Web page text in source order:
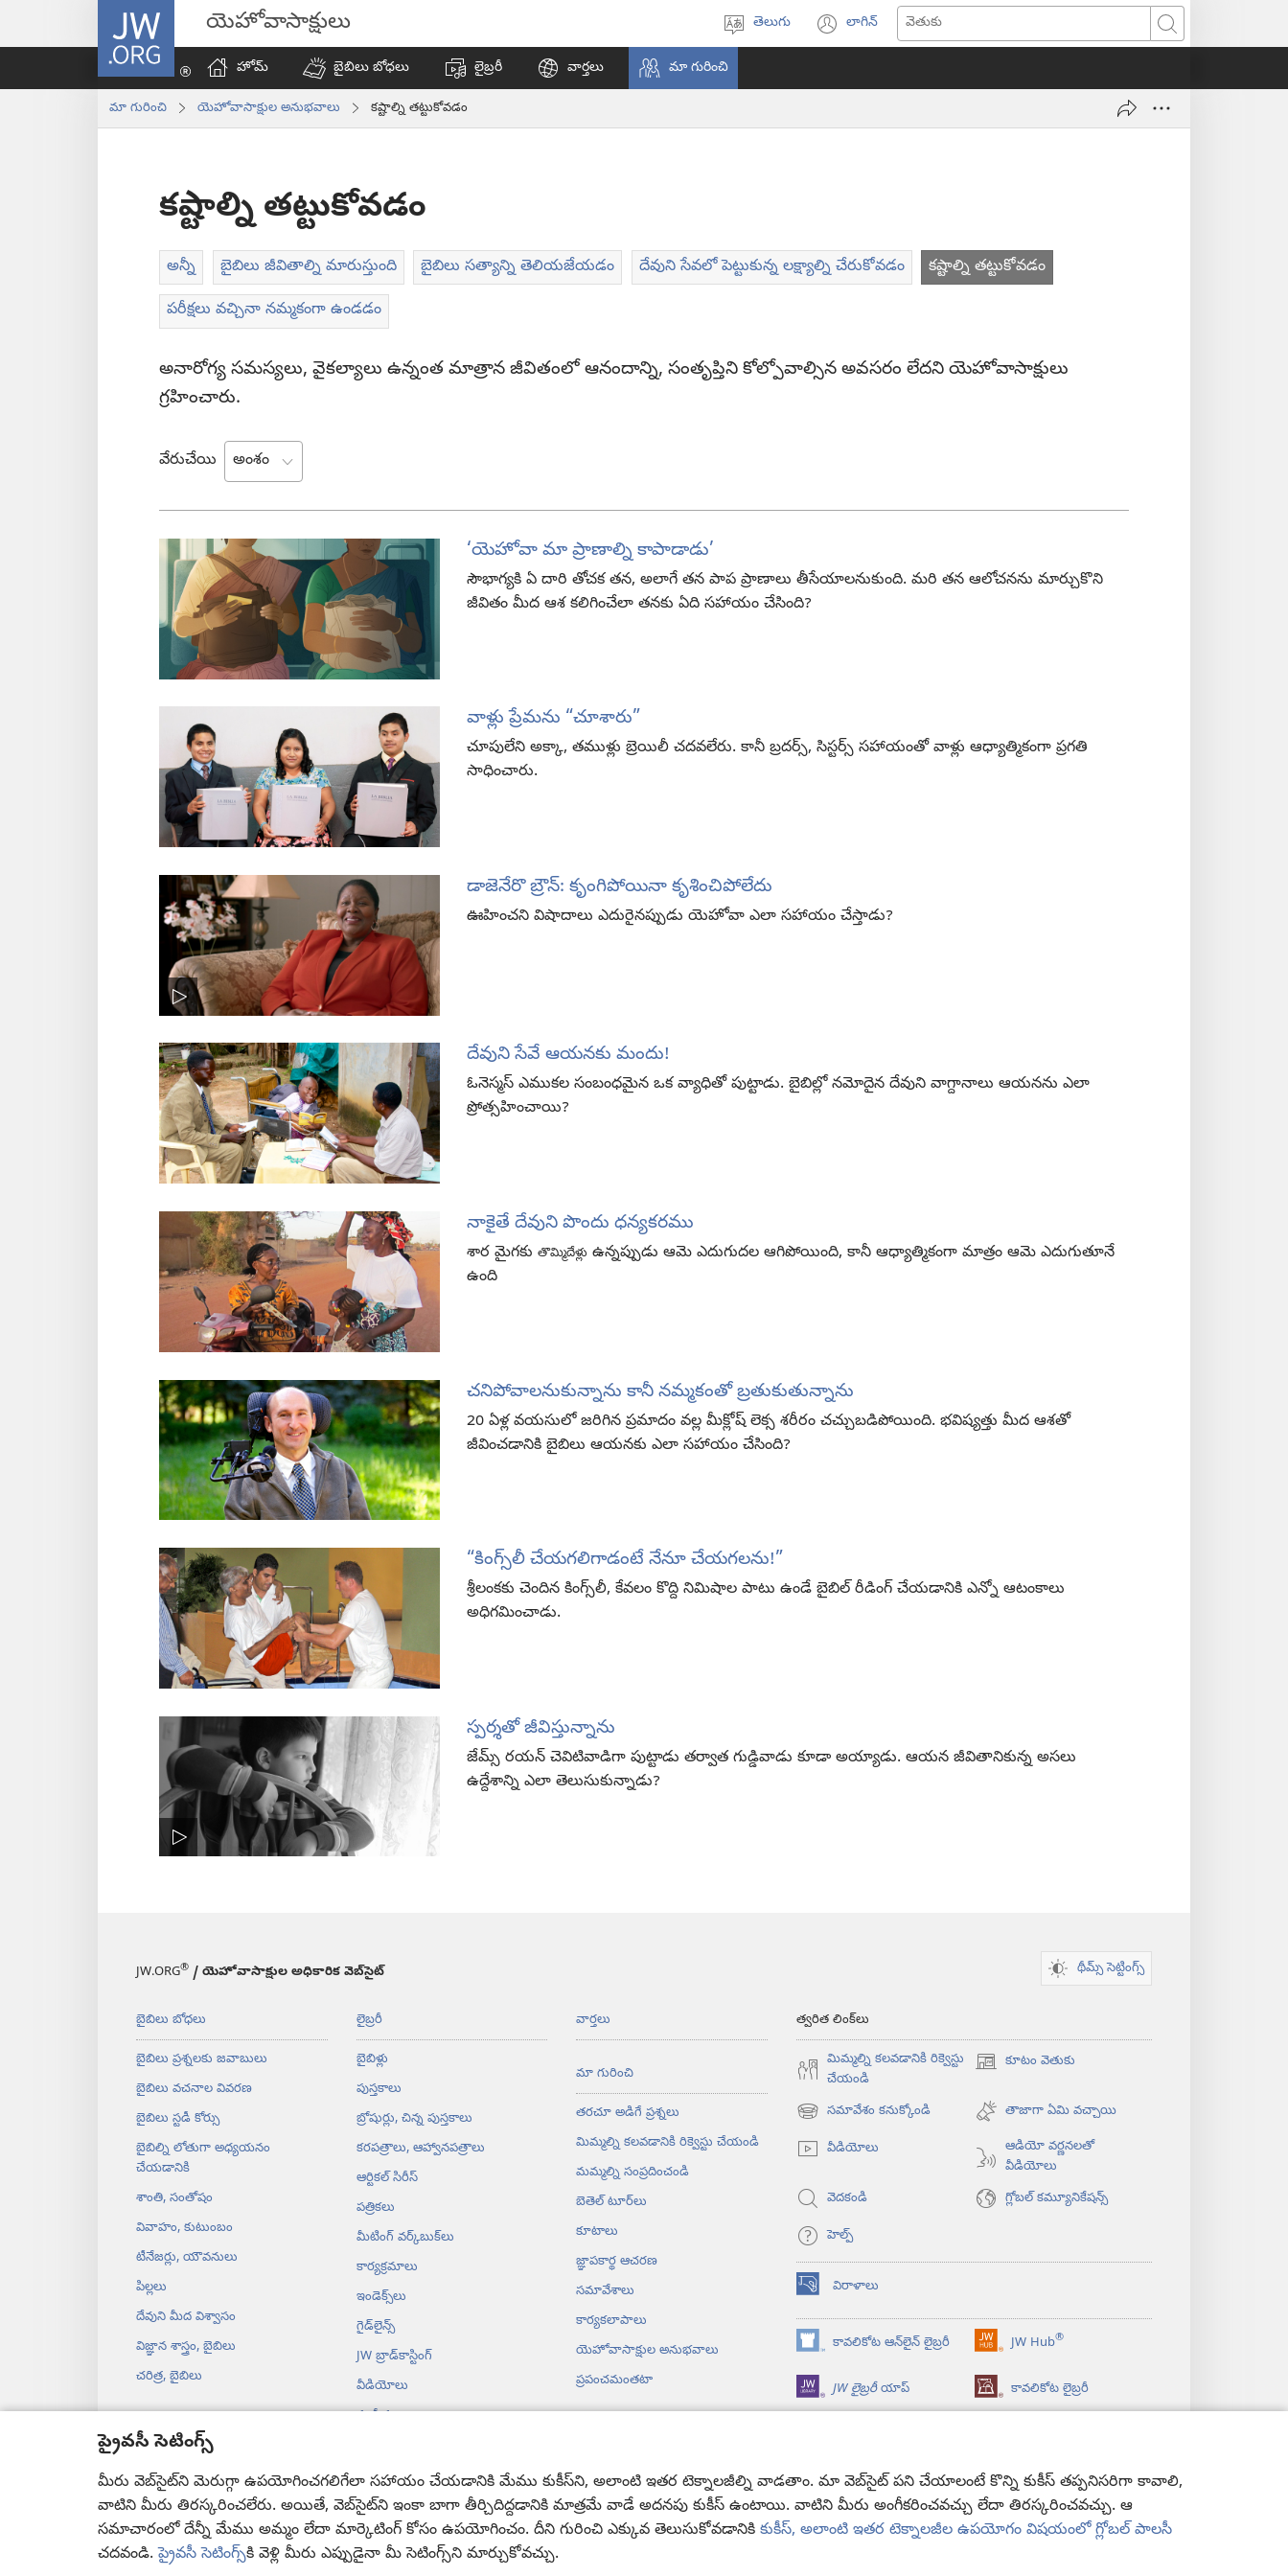
ప్రైవసీ సెటింగ్స్
మీరు వెబ్‌సైట్‌ని మెరుగ్గా ఉపయోగించగలిగేలా సహాయం చేయడానికి మేము కుకీస్‌ని, అలాంటి ఇతర టెక్నాలజీల్ని వాడతాం. మా వెబ్‌సైట్‌ పని చేయాలంటే కొన్ని కుకీస్‌ తప్పనిసరిగా కావాలి,
వాటిని మీరు తిరస్కరించలేరు. అయితే, వెబ్‌సైట్‌ని ఇంకా బాగా తీర్చిదిద్దడానికి మాత్రమే వాడే అదనపు కుకీస్‌ ఉంటాయి. వాటిని మీరు అంగీకరించవచ్చు లేదా తిరస్కరించవచ్చు. ఆ
సమాచారంలో దేన్నీ మేము అమ్మం లేదా మార్కెటింగ్‌ కోసం ఉపయోగించం. దీని గురించి ఎక్కువ తెలుసుకోవడానికి కుకీస్, అలాంటి ఇతర టెక్నాలజీల ఉపయోగం విషయంలో గ్లోబల్ పాలసీ
చదవండి.ప్రైవసీ సెటింగ్స్‌కి వెళ్లి మీరు ఎప్పుడైనా మీ సెటింగ్స్‌ని మార్చుకోవచ్చు.
JW.ORG యెహోవాసాక్షులు
ఎంచుకోండి
తెలుగు లాగిన్
విండో
అవుతుంది)
వెతుకు
హోమ్‌
బైబిలు బోధలు లైబ్రరీ వార్తలు మా గురించి
మా గురించి యెహోవాసాక్షుల అనుభవాలు కష్టాల్ని తట్టుకోవడం
కష్టాల్ని తట్టుకోవడం
అన్నీ బైబిలు జీవితాల్ని మారుస్తుంది బైబిలు సత్యాన్ని తెలియజేయడం దేవుని సేవలో పెట్టుకున్న లక్ష్యాల్ని చేరుకోవడం కష్టాల్ని తట్టుకోవడం
పరీక్షలు వచ్చినా నమ్మకంగా ఉండడం
అనారోగ్య సమస్యలు, వైకల్యాలు ఉన్నంత మాత్రాన జీవితంలో ఆనందాన్ని, సంతృప్తిని కోల్పోవాల్సిన అవసరం లేదని యెహోవాసాక్షులు
గ్రహించారు.
వేరుచేయి
‘యెహోవా మా ప్రాణాల్ని కాపాడాడు’
సౌభాగ్యకి ఏ దారి తోచక తన, అలాగే తన పాప ప్రాణాలు తీసేయాలనుకుంది. మరి తన ఆలోచనను మార్చుకొని
జీవితం మీద ఆశ కలిగించేలా తనకు ఏది సహాయం చేసింది?
వాళ్లు ప్రేమను “‏చూశారు”
చూపులేని అక్కా, తముళ్లు బ్రెయిలీ చదవలేరు. కానీ బ్రదర్స్‌, సిస్టర్స్‌ సహాయంతో వాళ్లు ఆధ్యాత్మికంగా ప్రగతి
సాధించారు.
డాజెనేరొ బ్రౌన్‌: కృంగిపోయినా కృశించిపోలేదు
ఊహించని విషాదాలు ఎదురైనప్పుడు యెహోవా ఎలా సహాయం చేస్తాడు?
దేవుని సేవే ఆయనకు మందు!
ఓనెస్మస్‌ ఎముకల సంబంధమైన ఒక వ్యాధితో పుట్టాడు. బైబిల్లో నమోదైన దేవుని వాగ్దానాలు ఆయనను ఎలా
ప్రోత్సహించాయి?
నాకైతే దేవుని పొందు ధన్యకరము
శార మైగకుతొమ్మిదేళ్లు ఉన్నప్పుడు ఆమె ఎదుగుదల ఆగిపోయింది, కానీ ఆధ్యాత్మికంగా మాత్రం ఆమె ఎదుగుతూనే
ఉంది
చనిపోవాలనుకున్నాను కానీ నమ్మకంతో బ్రతుకుతున్నాను
20 ఏళ్ల వయసులో జరిగిన ప్రమాదం వల్ల మీక్లోష్‌ లెక్స శరీరం చచ్చుబడిపోయింది. భవిష్యత్తు మీద ఆశతో
జీవించడానికి బైబిలు ఆయనకు ఎలా సహాయం చేసింది?
“కింగ్స్‌లీ చేయగలిగాడంటే నేనూ చేయగలను!”
శ్రీలంకకు చెందిన కింగ్స్‌లీ, కేవలం కొద్ది నిమిషాల పాటు ఉండే బైబిల్‌ రీడింగ్‌ చేయడానికి ఎన్నో ఆటంకాలు
అధిగమించాడు.
స్పర్శతో జీవిస్తున్నాను
జేమ్స్‌ రయన్‌ చెవిటివాడిగా పుట్టాడు తర్వాత గుడ్డివాడు కూడా అయ్యాడు. ఆయన జీవితానికున్న అసలు
ఉద్దేశాన్ని ఎలా తెలుసుకున్నాడు?
JW.ORG® / యెహోవాసాక్షుల అధికారిక వెబ్‌సైట్‌ థీమ్స్ సెట్టింగ్స్
బైబిలు బోధలు
బైబిలు ప్రశ్నలకు జవాబులు
బైబిలు వచనాల వివరణ
బైబిలు స్టడీ కోర్సు
బైబిల్ని లోతుగా అధ్యయనం
చేయడానికి
శాంతి, సంతోషం
వివాహం, కుటుంబం
టీనేజర్లు, యౌవనులు
పిల్లలు
దేవుని మీద విశ్వాసం
విజ్ఞాన శాస్త్రం, బైబిలు
చరిత్ర, బైబిలు
లైబ్రరీ
బైబిళ్లు
పుస్తకాలు
బ్రోషుర్లు, చిన్న పుస్తకాలు
కరపత్రాలు, ఆహ్వానపత్రాలు
ఆర్టికల్‌ సిరీస్‌
పత్రికలు
మీటింగ్‌ వర్క్‌బుక్‌లు
కార్యక్రమాలు
ఇండెక్స్‌లు
గైడ్‌లైన్స్‌
JW బ్రాడ్‌‌కాస్టింగ్‌‌
వీడియోలు
సంగీతం
నాటకరూపంలో సాగే బైబిలు పఠనం
వార్తలు
మా గురించి
తరచూ అడిగే ప్రశ్నలు
మిమ్మల్ని కలవడానికి రిక్వెస్టు చేయండి
మమ్మల్ని సంప్రదించండి
బెతెల్‌ టూర్‌లు
కూటాలు
జ్ఞాపకార్థ ఆచరణ
సమావేశాలు
కార్యకలాపాలు
యెహోవాసాక్షుల అనుభవాలు
ప్రపంచమంతటా
త్వరిత లింక్‌లు
మిమ్మల్ని కలవడానికి రిక్వెస్టు
చేయండి
కూటం వెతుకు
(కొత్త
ఓపెన్‌
సమావేశం కనుక్కోండి
(కొత్త
విండో
ఓపెన్‌
తాజాగా ఏమి వచ్చాయి
వీడియోలు
ఆడియో వర్ణనలతో
వీడియోలు
వెదకండి
గ్లోబల్‌ కమ్యూనికేషన్స్‌
హెల్ప్‌
విరాళాలు
(కొత్త
విండో
ఓపెన్‌
అవుతుంది)
కావలికోట ఆన్‌లైన్‌ లైబ్రరీ
(కొత్త
విండో
ఓపెన్‌
అవుతుంది)
JW Hub®
(కొత్త
విండో
ఓపెన్‌
అవుతుంది)
JW లైబ్రరీయాప్‌ కావలికోట లైబ్రరీ
Copyright© 2026 Watch Tower Bible and Tract Society of Pennsylvania.